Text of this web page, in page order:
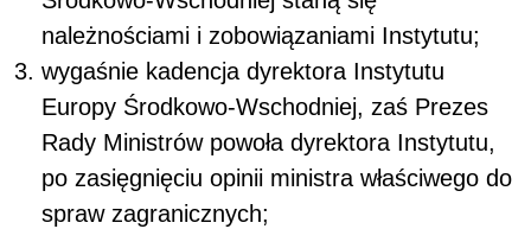
należnościami i zobowiązaniami Instytutu;
wygaśnie kadencja dyrektora Instytutu
Europy Środkowo-Wschodniej, zaś Prezes
Rady Ministrów powoła dyrektora Instytutu,
po zasięgnięciu opinii ministra właściwego do
spraw zagranicznych;